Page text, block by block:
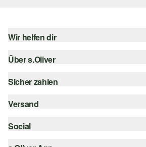
Wir helfen dir
Hilfe & FAQ
Größenberatung
Über s.Oliver
Newsletter
s.Oliver Card
Sicher zahlen
Rechnung
Kreditkarte
Versand
Sendungsverfolgung
Post AT
Social